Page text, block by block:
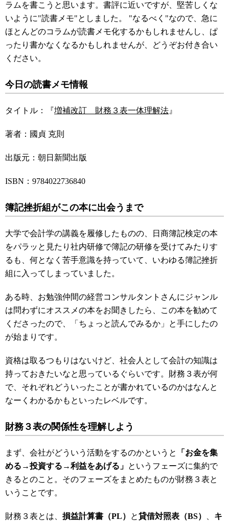
ラムを書こうと思います。書評に近いですが、堅苦しくな
いように"読書メモ"としました。 "なるべく"なので、急に
ほとんどのコラムが読書メモ化するかもしれませんし、ぱ
ったり書かなくなるかもしれませんが、どうぞお付き合い
ください。
今日の読書メモ情報
タイトル：『増補改訂 財務３表一体理解法 』
著者：國貞 克則
出版元：朝日新聞出版
ISBN：9784022736840
簿記挫折組がこの本に出会うまで
大学で会計学の講義を履修したものの、日商簿記検定の本
をパラッと見たり社内研修で簿記の研修を受けてみたりす
るも、何となく苦手意識を持っていて、いわゆる簿記挫折
組に入ってしまっていました。
ある時、お勉強仲間の経営コンサルタントさんにジャンル
は問わずにオススメの本をお聞きしたら、この本を勧めて
くださったので、「ちょっと読んでみるか」と手にしたの
が始まりです。
資格は取るつもりはないけど、社会人として会計の知識は
持っておきたいなと思っているぐらいです。財務３表が何
で、それぞれどういったことが書かれているのかはなんと
なーくわかるかもといったレベルです。
財務３表の関係性を理解しよう
まず、会社がどういう活動をするのかというと
「お金を集
める→投資する→利益をあげる」 というフェーズに集約で
きるとのこと。そのフェーズをまとめたものが財務３表と
いうことです。
財務３表とは、 損益計算書（PL） と貸借対照表（BS）
キ